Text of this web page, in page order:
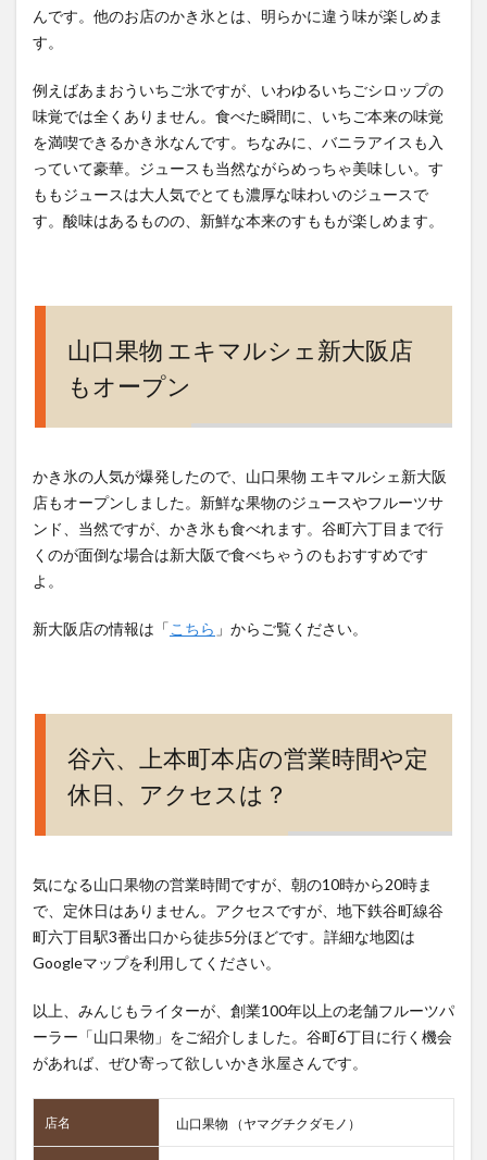
んです。他のお店のかき氷とは、明らかに違う味が楽しめま
す。
例えばあまおういちご氷ですが、いわゆるいちごシロップの
味覚では全くありません。食べた瞬間に、いちご本来の味覚
を満喫できるかき氷なんです。ちなみに、バニラアイスも入
っていて豪華。ジュースも当然ながらめっちゃ美味しい。す
ももジュースは大人気でとても濃厚な味わいのジュースで
す。酸味はあるものの、新鮮な本来のすももが楽しめます。
山口果物 エキマルシェ新大阪店
もオープン
かき氷の人気が爆発したので、山口果物 エキマルシェ新大阪
店もオープンしました。新鮮な果物のジュースやフルーツサ
ンド、当然ですが、かき氷も食べれます。谷町六丁目まで行
くのが面倒な場合は新大阪で食べちゃうのもおすすめです
よ。
新大阪店の情報は「こちら 」からご覧ください。
谷六、上本町本店の営業時間や定
休日、アクセスは？
気になる山口果物の営業時間ですが、朝の10時から20時ま
で、定休日はありません。アクセスですが、地下鉄谷町線谷
町六丁目駅3番出口から徒歩5分ほどです。詳細な地図は
Googleマップを利用してください。
以上、みんじもライターが、創業100年以上の老舗フルーツパ
ーラー「山口果物」をご紹介しました。谷町6丁目に行く機会
があれば、ぜひ寄って欲しいかき氷屋さんです。
店名 山口果物 （ヤマグチクダモノ）